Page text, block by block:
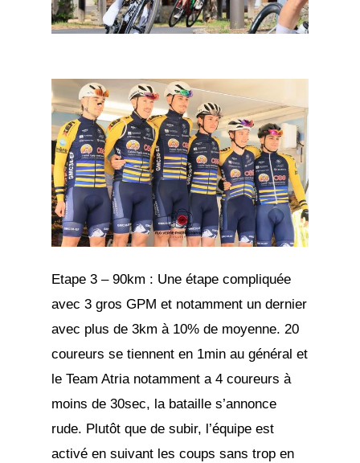
Etape 3 – 90km : Une étape compliquée
avec 3 gros GPM et notamment un dernier
avec plus de 3km à 10% de moyenne. 20
coureurs se tiennent en 1min au général et
le Team Atria notamment a 4 coureurs à
moins de 30sec, la bataille s’annonce
rude. Plutôt que de subir, l’équipe est
activé en suivant les coups sans trop en